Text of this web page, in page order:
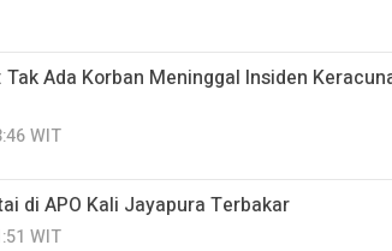
Ada Korban Meninggal Insiden
WIT
di APO Kali Jayapura Terbakar
WIT